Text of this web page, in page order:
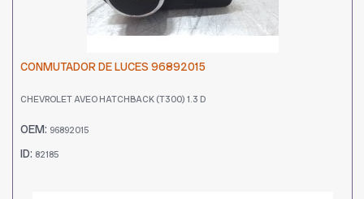
CONMUTADOR DE LUCES 96892015
CHEVROLET AVEO HATCHBACK (T300) 1.3 D
OEM: 96892015
ID: 82185